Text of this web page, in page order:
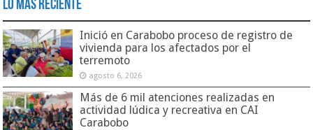
Lo Más Reciente
Inició en Carabobo proceso de registro de
vivienda para los afectados por el
terremoto
agosto 6, 2026
Más de 6 mil atenciones realizadas en
actividad lúdica y recreativa en CAI
Carabobo